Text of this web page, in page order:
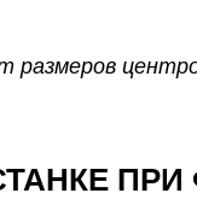
размеров